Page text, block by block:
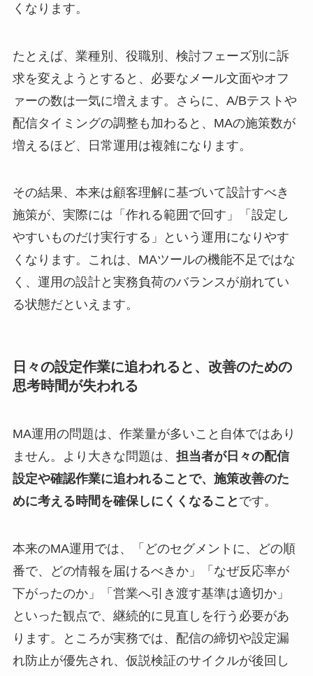
くなります。
たとえば、業種別、役職別、検討フェーズ別に訴
求を変えようとすると、必要なメール文面やオフ
ァーの数は一気に増えます。さらに、A/Bテストや
配信タイミングの調整も加わると、MAの施策数が
増えるほど、日常運用は複雑になります。
その結果、本来は顧客理解に基づいて設計すべき
施策が、実際には「作れる範囲で回す」「設定し
やすいものだけ実行する」という運用になりやす
くなります。これは、MAツールの機能不足ではな
く、運用の設計と実務負荷のバランスが崩れてい
る状態だといえます。
日々の設定作業に追われると、改善のための
思考時間が失われる
MA運用の問題は、作業量が多いこと自体ではあり
ません。より大きな問題は、 担当者が日々の配信
設定や確認作業に追われることで、施策改善のた
めに考える時間を確保しにくくなること です。
本来のMA運用では、「どのセグメントに、どの順
番で、どの情報を届けるべきか」「なぜ反応率が
下がったのか」「営業へ引き渡す基準は適切か」
といった観点で、継続的に見直しを行う必要があ
ります。ところが実務では、配信の締切や設定漏
れ防止が優先され、仮説検証のサイクルが後回し